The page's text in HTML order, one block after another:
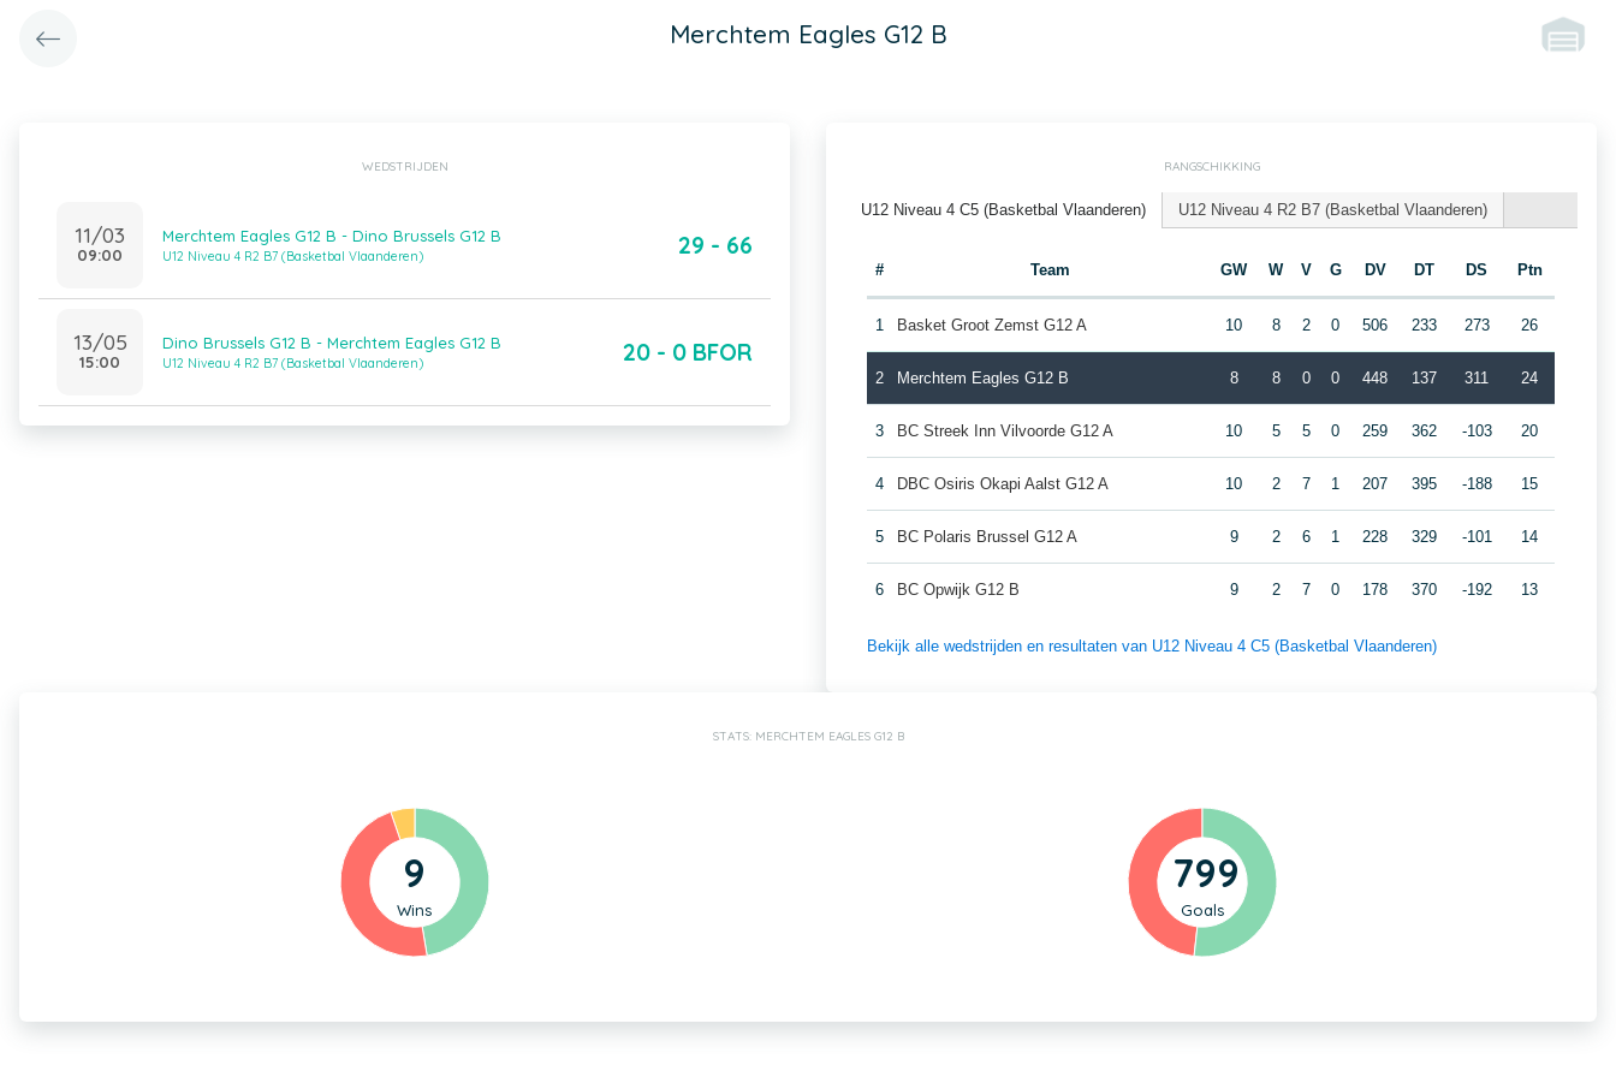
Merchtem Eagles G12 B
WEDSTRIJDEN
11/03
09:00
Merchtem Eagles G12 B - Dino Brussels G12 B
U12 Niveau 4 R2 B7 (Basketbal Vlaanderen) 29 - 66
13/05
15:00
Dino Brussels G12 B - Merchtem Eagles G12 B
U12 Niveau 4 R2 B7 (Basketbal Vlaanderen) 20 - 0 BFOR
RANGSCHIKKING
U12 Niveau 4 C5 (Basketbal Vlaanderen) U12 Niveau 4 R2 B7 (Basketbal Vlaanderen)
# Team GW W V G DV DT DS Ptn
1 Basket Groot Zemst G12 A 10 8 2 0 506 233 273 26
2 Merchtem Eagles G12 B 8 8 0 0 448 137 311 24
3 BC Streek Inn Vilvoorde G12 A 10 5 5 0 259 362 -103 20
4 DBC Osiris Okapi Aalst G12 A 10 2 7 1 207 395 -188 15
5 BC Polaris Brussel G12 A 9 2 6 1 228 329 -101 14
6 BC Opwijk G12 B 9 2 7 0 178 370 -192 13
Bekijk alle wedstrijden en resultaten van U12 Niveau 4 C5 (Basketbal Vlaanderen)
STATS: MERCHTEM EAGLES G12 B
9
Wins
799
Goals